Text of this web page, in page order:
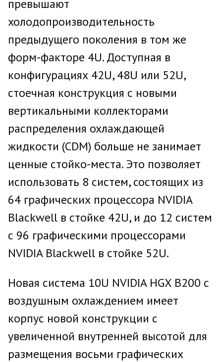
превышают
холодопроизводительность
предыдущего поколения в том же
форм-факторе 4U. Доступная в
конфигурациях 42U, 48U или 52U,
стоечная конструкция с новыми
вертикальными коллекторами
распределения охлаждающей
жидкости (CDM) больше не занимает
ценные стойко-места. Это позволяет
использовать 8 систем, состоящих из
64 графических процессора NVIDIA
Blackwell в стойке 42U, и до 12 систем
с 96 графическими процессорами
NVIDIA Blackwell в стойке 52U.
Новая система 10U NVIDIA HGX B200 с
воздушным охлаждением имеет
корпус новой конструкции с
увеличенной внутренней высотой для
размещения восьми графических